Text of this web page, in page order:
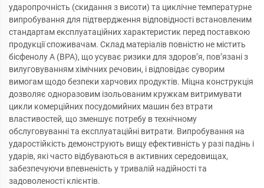
ударопрочність (скидання з висоти) та циклічне температурне
випробування для підтвердження відповідності встановленим
стандартам експлуатаційних характеристик перед поставкою
продукції споживачам. Склад матеріалів повністю не містить
бісфенолу А (BPA), що усуває ризики для здоров’я, пов’язані з
вилуговуванням хімічних речовин, і відповідає суворим
вимогам щодо безпеки харчових продуктів. Міцна конструкція
дозволяє одноразовим ізольованим кружкам витримувати
цикли комерційних посудомийних машин без втрати
властивостей, що зменшує потребу в технічному
обслуговуванні та експлуатаційні витрати. Випробування на
ударостійкість демонструють вищу ефективність у разі падінь і
ударів, які часто відбуваються в активних середовищах,
забезпечуючи впевненість у тривалій надійності та
задоволеності клієнтів.